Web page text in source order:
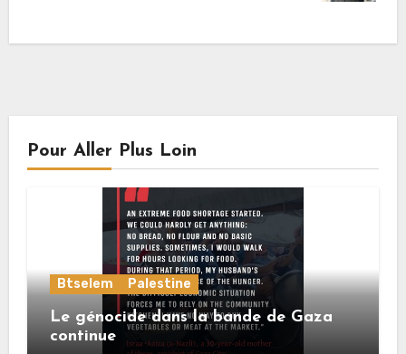
Pour Aller Plus Loin
Btselem Palestine
Le génocide dans la bande de Gaza
continue